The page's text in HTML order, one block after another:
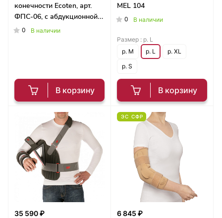
конечности Ecoten, арт.
ФПС-06, с абдукционной
подушкой
0 В наличии
В корзину
MEL 104
0 В наличии
В корзину
Размер : р. L
р. M
р. L
р. XL
р. S
35 590 ₽
ЭС СФР
6 845 ₽